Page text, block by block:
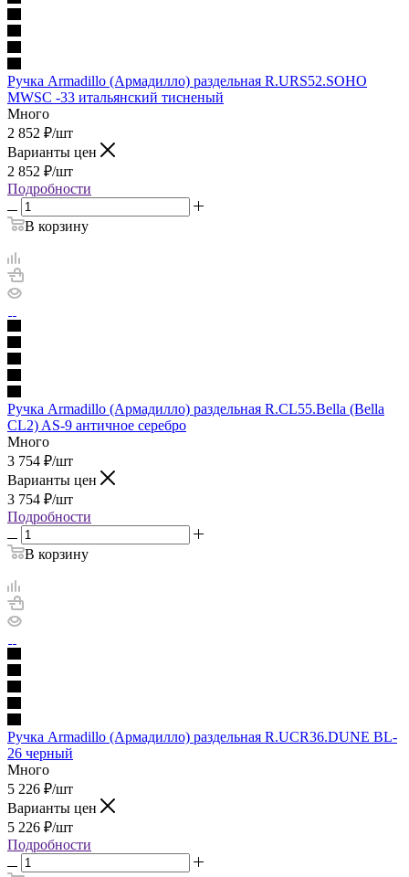
Ручка Armadillo (Армадилло) раздельная R.URS52.SOHO
MWSC -33 итальянский тисненый
Много
2 852 ₽/шт
Варианты цен
2 852 ₽/шт
Подробности
В корзину
Ручка Armadillo (Армадилло) раздельная R.CL55.Bella (Bella
CL2) AS-9 античное серебро
Много
3 754 ₽/шт
Варианты цен
3 754 ₽/шт
Подробности
В корзину
Ручка Armadillo (Армадилло) раздельная R.UCR36.DUNE BL-
26 черный
Много
5 226 ₽/шт
Варианты цен
5 226 ₽/шт
Подробности